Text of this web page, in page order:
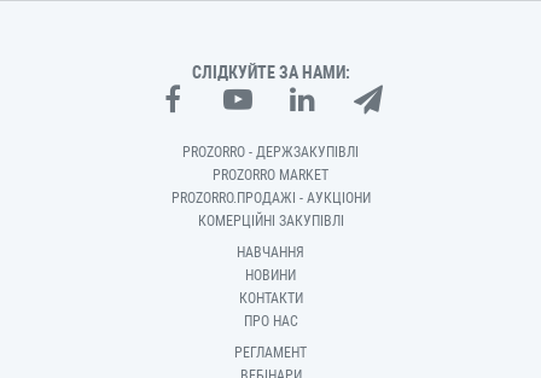
СЛІДКУЙТЕ ЗА НАМИ:
PROZORRO - ДЕРЖЗАКУПІВЛІ
PROZORRO MARKET
PROZORRO.ПРОДАЖІ - АУКЦІОНИ
КОМЕРЦІЙНІ ЗАКУПІВЛІ
НАВЧАННЯ
НОВИНИ
КОНТАКТИ
ПРО НАС
РЕГЛАМЕНТ